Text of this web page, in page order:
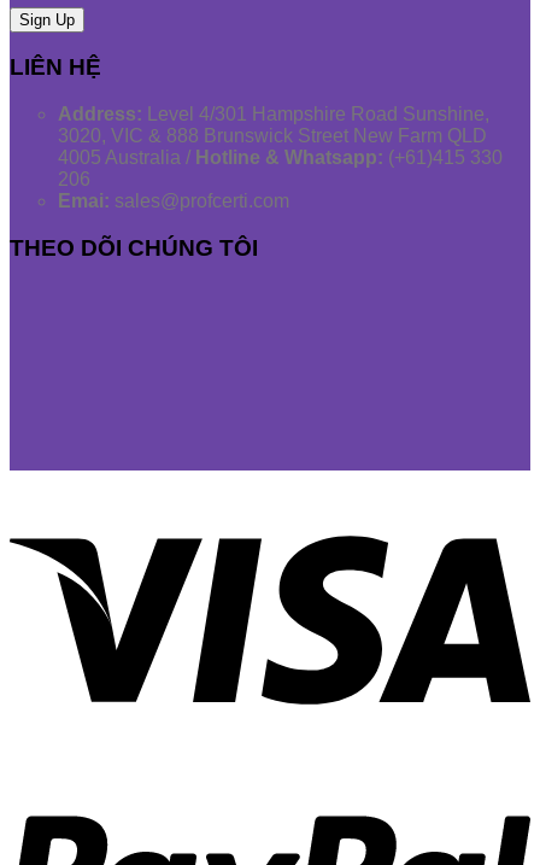
LIÊN HỆ
Address: Level 4/301 Hampshire Road Sunshine,
3020, VIC & 888 Brunswick Street New Farm QLD
4005 Australia / Hotline & Whatsapp: (+61)415 330
206
Emai: sales@profcerti.com
THEO DÕI CHÚNG TÔI